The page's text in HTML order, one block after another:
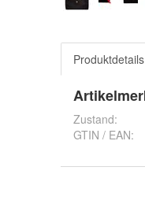
Produktdetails
Zustand:
GTIN / EAN: